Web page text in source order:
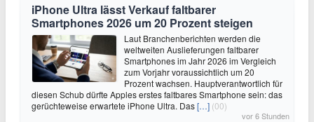
iPhone Ultra lässt Verkauf faltbarer
Smartphones 2026 um 20 Prozent steigen
Laut Branchenberichten werden die
weltweiten Auslieferungen faltbarer
Smartphones im Jahr 2026 im Vergleich
zum Vorjahr voraussichtlich um 20
Prozent wachsen. Hauptverantwortlich für
diesen Schub dürfte Apples erstes faltbares Smartphone sein: das
gerüchteweise erwartete iPhone Ultra. Das[…] (00)
vor 6 Stunden